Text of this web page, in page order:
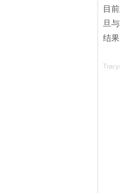
目
旦
结